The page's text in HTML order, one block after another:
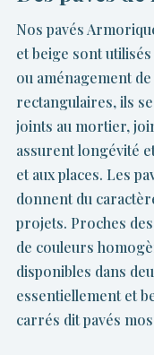
Nos pavés
et beige sont
ou aménagement
rectangulaires, ils
joints au mortier,
assurent longévité
et aux places. Les
donnent du
projets. Proches des
de couleurs
disponibles dans
essentiellement et
carrés dit pavés